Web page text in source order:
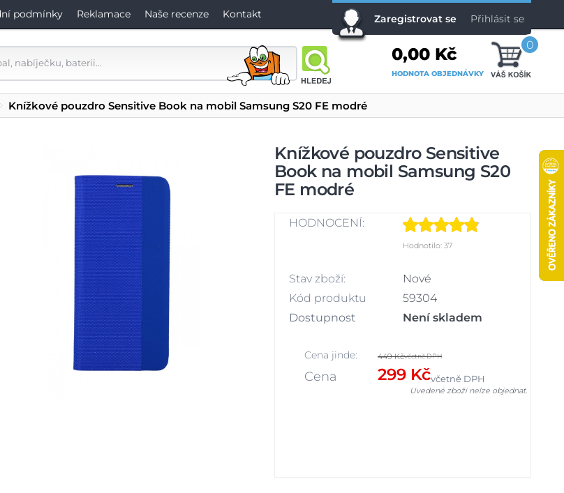
podmínky Reklamace Naše recenze Kontakt Zaregistrovat se Přihlásit se
0,00 Kč
HODNOTA OBJEDNÁVKY
0
Knížkové pouzdro Sensitive Book na mobil Samsung S20 FE modré
Knížkové pouzdro Sensitive
Book na mobil Samsung S20
FE modré
HODNOCENÍ:
Hodnotilo: 37
Stav zboží:
Nové
Kód produktu
59304
Dostupnost
Není skladem
Cena jinde: 449 Kčvčetně DPH
Cena 299 Kčvčetně DPH
Uvedené zboží nelze objednat.